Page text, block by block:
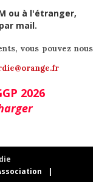
ou à l'étranger,
mail.
vous pouvez nous
2026
|